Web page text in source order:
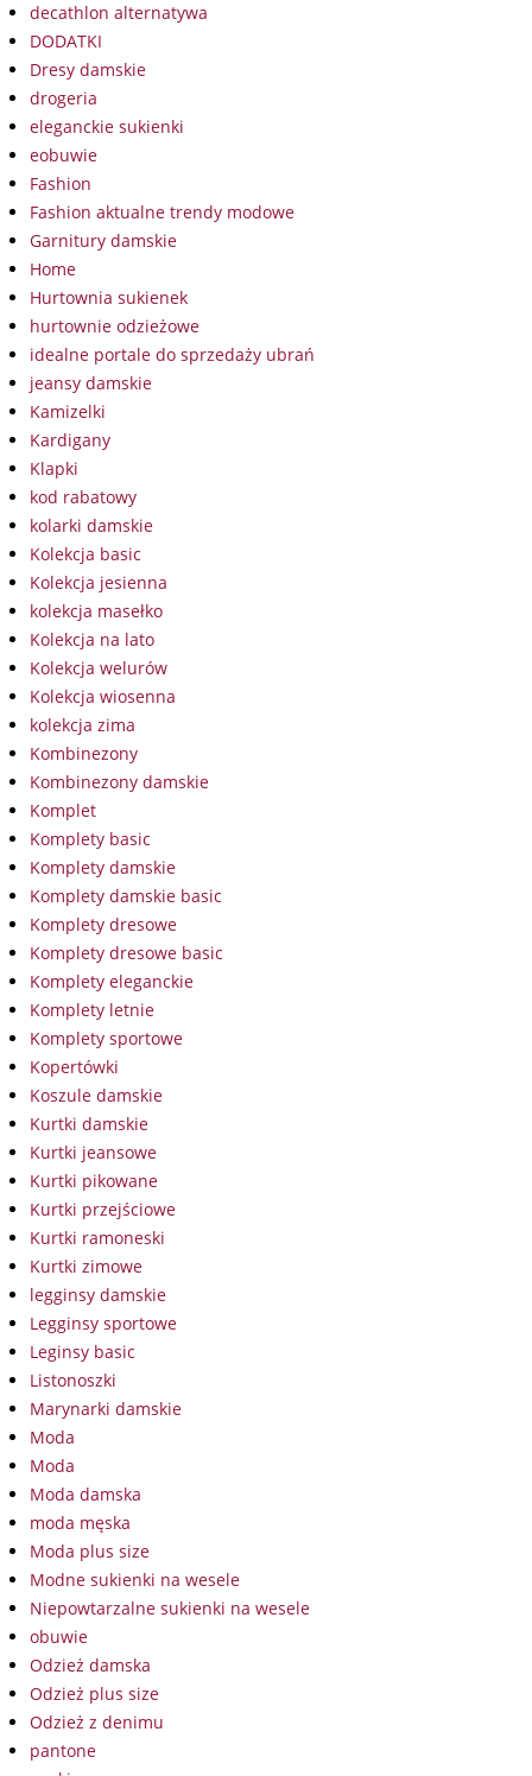
decathlon alternatywa
DODATKI
Dresy damskie
drogeria
eleganckie sukienki
eobuwie
Fashion
Fashion aktualne trendy modowe
Garnitury damskie
Home
Hurtownia sukienek
hurtownie odzieżowe
idealne portale do sprzedaży ubrań
jeansy damskie
Kamizelki
Kardigany
Klapki
kod rabatowy
kolarki damskie
Kolekcja basic
Kolekcja jesienna
kolekcja masełko
Kolekcja na lato
Kolekcja welurów
Kolekcja wiosenna
kolekcja zima
Kombinezony
Kombinezony damskie
Komplet
Komplety basic
Komplety damskie
Komplety damskie basic
Komplety dresowe
Komplety dresowe basic
Komplety eleganckie
Komplety letnie
Komplety sportowe
Kopertówki
Koszule damskie
Kurtki damskie
Kurtki jeansowe
Kurtki pikowane
Kurtki przejściowe
Kurtki ramoneski
Kurtki zimowe
legginsy damskie
Legginsy sportowe
Leginsy basic
Listonoszki
Marynarki damskie
Moda
Moda
Moda damska
moda męska
Moda plus size
Modne sukienki na wesele
Niepowtarzalne sukienki na wesele
obuwie
Odzież damska
Odzież plus size
Odzież z denimu
pantone